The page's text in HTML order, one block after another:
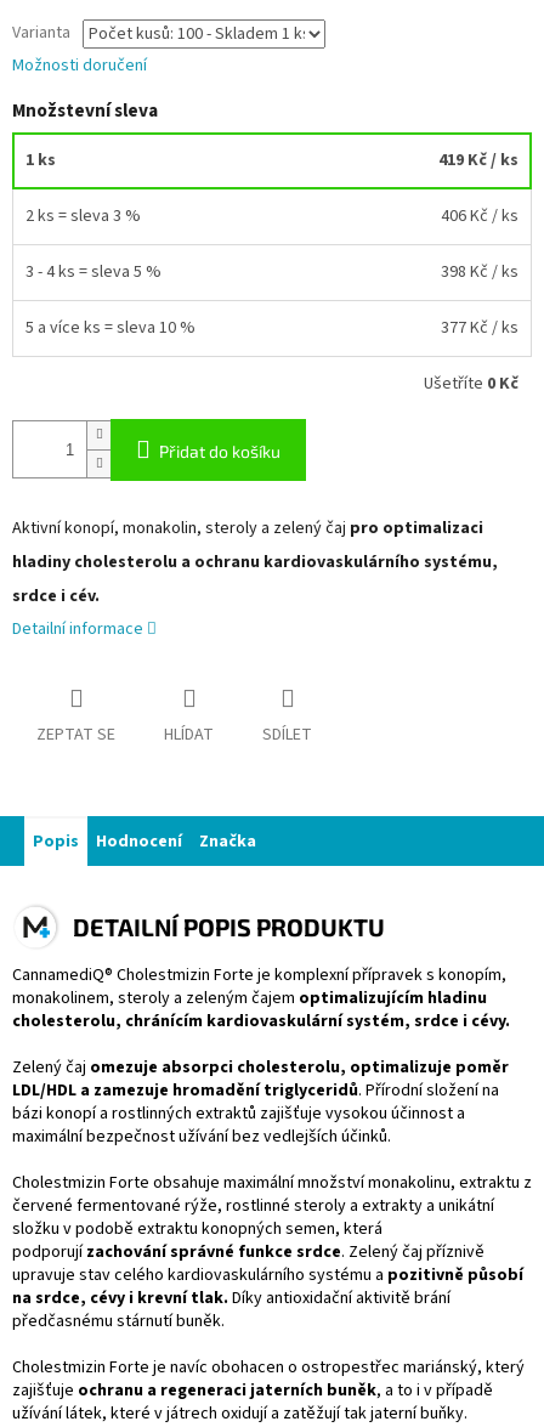
Varianta
Možnosti doručení
Množstevní sleva
1 ks 419 Kč/ ks
2 ks = sleva 3 % 406 Kč / ks
3 - 4 ks = sleva 5 % 398 Kč / ks
5 a více ks = sleva 10 % 377 Kč / ks
Ušetříte 0 Kč
Přidat do košíku
Aktivní konopí, monakolin, steroly a zelený čaj pro optimalizaci
hladiny cholesterolu a ochranu kardiovaskulárního systému,
srdce i cév.
Detailní informace
ZEPTAT SE HLÍDAT SDÍLET
Popis Hodnocení Značka
DETAILNÍ POPIS PRODUKTU
CannamediQ® Cholestmizin Forte je komplexní přípravek s konopím,
monakolinem, steroly a zeleným čajem optimalizujícím hladinu
cholesterolu, chránícím kardiovaskulární systém, srdce i cévy.
Zelený čaj omezuje absorpci cholesterolu, optimalizuje poměr
LDL/HDL a zamezuje hromadění triglyceridů. Přírodní složení na
bázi konopí a rostlinných extraktů zajišťuje vysokou účinnost a
maximální bezpečnost užívání bez vedlejších účinků.
Cholestmizin Forte obsahuje maximální množství monakolinu, extraktu z
červené fermentované rýže, rostlinné steroly a extrakty a unikátní
složku v podobě extraktu konopných semen, která
podporují zachování správné funkce srdce. Zelený čaj příznivě
upravuje stav celého kardiovaskulárního systému a pozitivně působí
na srdce, cévy i krevní tlak. Díky antioxidační aktivitě brání
předčasnému stárnutí buněk.
Cholestmizin Forte je navíc obohacen o ostropestřec mariánský, který
zajišťuje ochranu a regeneraci jaterních buněk, a to i v případě
užívání látek, které v játrech oxidují a zatěžují tak jaterní buňky.